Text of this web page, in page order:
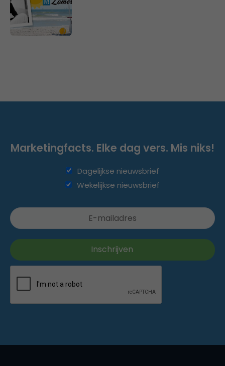
Marketingfacts. Elke dag vers. Mis niks!
Dagelijkse nieuwsbrief
Wekelijkse nieuwsbrief